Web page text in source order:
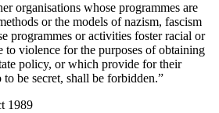
organisations whose programmes are
or the models of nazism, fascism
programmes or activities foster racial or
to violence for the purposes of obtaining
policy, or which provide for their
be secret, shall be forbidden.”
1989